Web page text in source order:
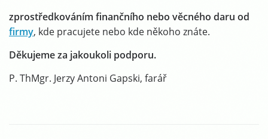
zprostředkováním finančního nebo věcného daru od
firmy, kde pracujete nebo kde někoho znáte.
Děkujeme za jakoukoli podporu.
P. ThMgr. Jerzy Antoni Gapski, farář